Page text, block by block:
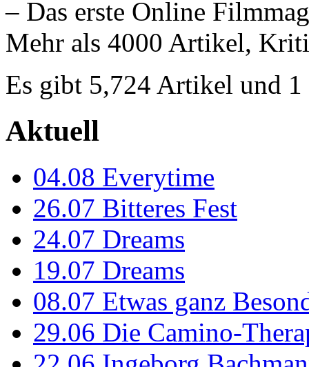
– Das erste Online
Mehr als 4000 Artikel,
Es gibt 5,724 Artikel und 1
Aktuell
04.08 Everytime
26.07 Bitteres Fest
24.07 Dreams
19.07 Dreams
08.07 Etwas ganz
29.06 Die Camino-